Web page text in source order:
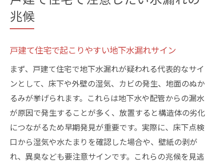
兆候
戸建て住宅で起こりやすい地下水漏れサイン
まず、戸建て住宅で地下水漏れが疑われる代表的なサイ
ンとして、床下や外壁の湿気、カビの発生、地面のぬか
るみが挙げられます。これらは地下水や配管からの漏水
が原因で発生することが多く、放置すると構造体の劣化
につながるため早期発見が重要です。実際に、床下点検
口から湿気や水たまりを確認した場合や、壁紙の剥が
れ、異臭なども要注意サインです。これらの兆候を見逃